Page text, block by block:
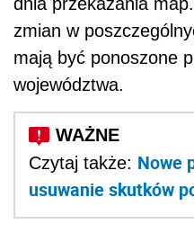
zmian w
mają być ponoszone
województwa.
Czytaj także: Nowe
usuwanie skutków